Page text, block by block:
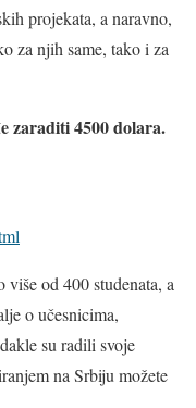
projekata, a naravno,
za njih same, tako i za
zaraditi 4500 dolara.
od 400 studenata, a
o učesnicima,
su radili svoje
na Srbiju možete